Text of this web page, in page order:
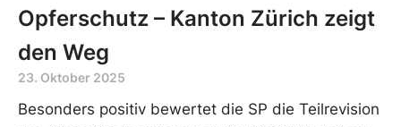
Opferschutz – Kanton Zürich zeigt
den Weg
23. Oktober 2025
Besonders positiv bewertet die SP die Teilrevision